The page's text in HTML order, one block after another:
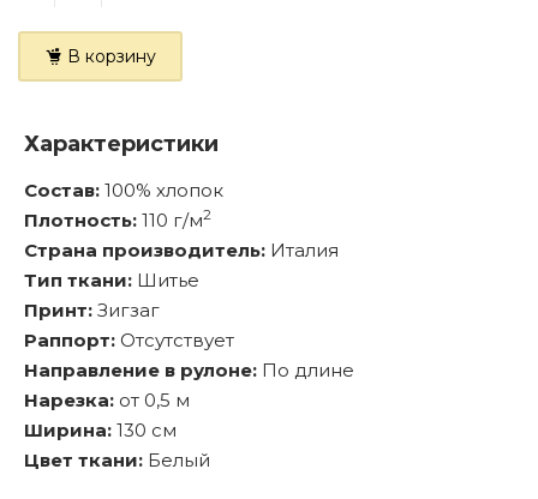
В корзину
Характеристики
Состав: 100% хлопок
Плотность: 110 г/м2
Страна производитель: Италия
Тип ткани: Шитье
Принт: Зигзаг
Раппорт: Отсутствует
Направление в рулоне: По длине
Нарезка: от 0,5 м
Ширина: 130 см
Цвет ткани: Белый